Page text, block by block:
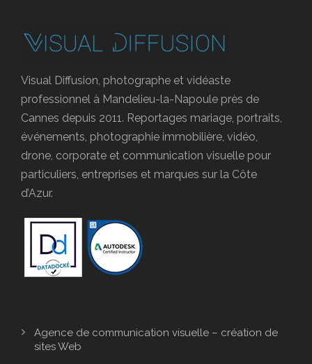
Visual Diffusion, photographe et vidéaste
professionnel à Mandelieu-la-Napoule près de
Cannes depuis 2011. Reportages mariage, portraits,
événements, photographie immobilière, vidéo,
drone, corporate et communication visuelle pour
particuliers, entreprises et marques sur la Côte
d’Azur.
Agence de communication visuelle – création de
sites Web